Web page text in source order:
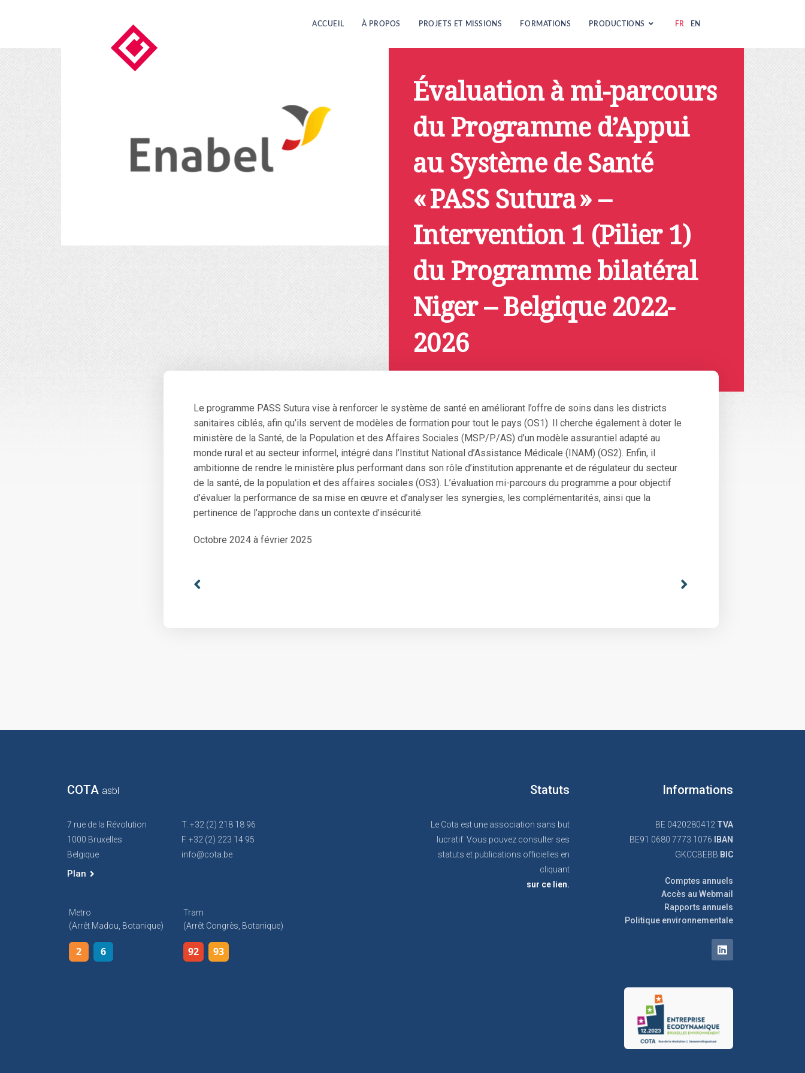
ACCUEIL À PROPOS PROJETS ET MISSIONS FORMATIONS PRODUCTIONS FR EN
Évaluation à mi-parcours
du Programme d’Appui
au Système de Santé
« PASS Sutura » –
Intervention 1 (Pilier 1)
du Programme bilatéral
Niger – Belgique 2022-
2026
Le programme PASS Sutura vise à renforcer le système de santé en améliorant l’offre de soins dans les districts
sanitaires ciblés, afin qu’ils servent de modèles de formation pour tout le pays (OS1). Il cherche également à doter le
ministère de la Santé, de la Population et des Affaires Sociales (MSP/P/AS) d’un modèle assurantiel adapté au
monde rural et au secteur informel, intégré dans l’Institut National d’Assistance Médicale (INAM) (OS2). Enfin, il
ambitionne de rendre le ministère plus performant dans son rôle d’institution apprenante et de régulateur du secteur
de la santé, de la population et des affaires sociales (OS3). L’évaluation mi-parcours du programme a pour objectif
d’évaluer la performance de sa mise en œuvre et d’analyser les synergies, les complémentarités, ainsi que la
pertinence de l’approche dans un contexte d’insécurité.
Octobre 2024 à février 2025
COTA asbl
7 rue de la Révolution
1000 Bruxelles
Belgique
Plan
T. +32 (2) 218 18 96
F. +32 (2) 223 14 95
info@cota.be
Metro
(arrêt Madou, Botanique)
2 6
Tram
(arrêt Congrès, Botanique)
92 93
Statuts
Le Cota est une association sans but
lucratif. Vous pouvez consulter ses
statuts et publications officielles en
cliquant
sur ce lien.
Informations
BE 0420280412 TVA
BE91 0680 7773 1076
IBAN
GKCCBEBB BIC
Comptes annuels
Accès au Webmail
Rapports annuels
Politique environnementale